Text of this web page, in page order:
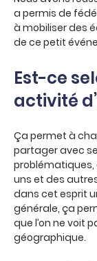
a permis de
à mobiliser des
de ce petit
Est-ce
activité
Ça permet à
partager avec
problématiques,
uns et des
dans cet esprit
générale, ça
que l’on ne voit
géographique.